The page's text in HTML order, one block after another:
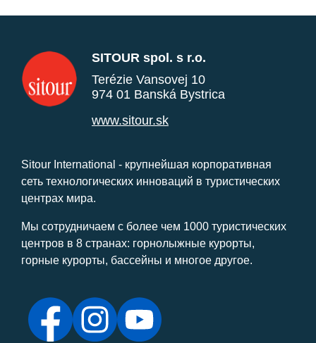
SITOUR spol. s r.o.
Terézie Vansovej 10
974 01 Banská Bystrica
www.sitour.sk
Sitour International - крупнейшая корпоративная
сеть технологических инноваций в туристических
центрах мира.
Мы сотрудничаем с более чем 1000 туристических
центров в 8 странах: горнолыжные курорты,
горные курорты, бассейны и многое другое.